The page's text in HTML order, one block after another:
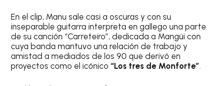
En el clip, Manu sale casi a oscuras y con su
inseparable guitarra interpreta en gallego una parte
de su canción “Carreteiro”, dedicada a Mangüi con
cuya banda mantuvo una relación de trabajo y
amistad a mediados de los 90 que derivó en
proyectos como el icónico “Los tres de Monforte”.